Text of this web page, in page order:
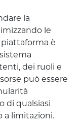
la
le
è
dei ruoli e
può essere
di qualsiasi
a limitazioni.